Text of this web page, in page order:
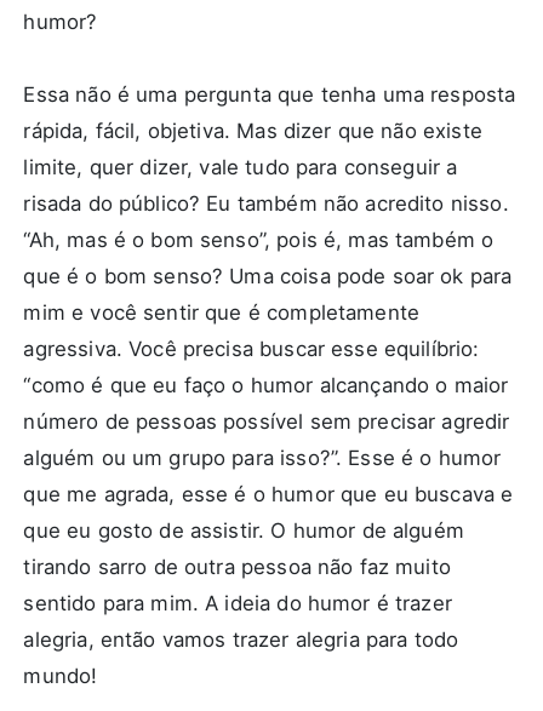
humor?
Essa não é uma pergunta que tenha uma resposta
rápida, fácil, objetiva. Mas dizer que não existe
limite, quer dizer, vale tudo para conseguir a
risada do público? Eu também não acredito nisso.
“Ah, mas é o bom senso”, pois é, mas também o
que é o bom senso? Uma coisa pode soar ok para
mim e você sentir que é completamente
agressiva. Você precisa buscar esse equilíbrio:
“como é que eu faço o humor alcançando o maior
número de pessoas possível sem precisar agredir
alguém ou um grupo para isso?”. Esse é o humor
que me agrada, esse é o humor que eu buscava e
que eu gosto de assistir. O humor de alguém
tirando sarro de outra pessoa não faz muito
sentido para mim. A ideia do humor é trazer
alegria, então vamos trazer alegria para todo
mundo!